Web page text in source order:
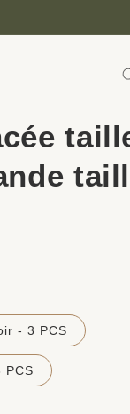
- 3 PCS
PCS